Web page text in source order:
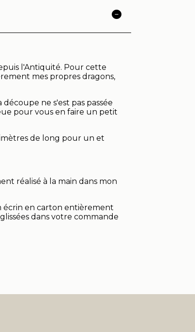
l'Antiquité. Pour cette
mes propres dragons,
ne s'est pas passée
pour vous en faire un petit
de long pour un et
réalisé à la main dans mon
écrin en carton entièrement
dans votre commande